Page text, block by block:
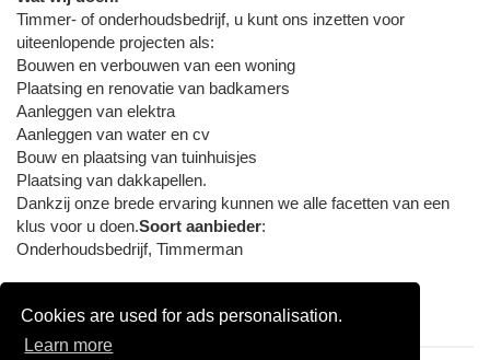
Cookies are used for ads personalisation.
Learn more
Timmer- of onderhoudsbedrijf, u kunt ons inzetten voor
uiteenlopende projecten als:
Bouwen en verbouwen van een woning
Plaatsing en renovatie van badkamers
Aanleggen van elektra
Aanleggen van water en cv
Bouw en plaatsing van tuinhuisjes
Plaatsing van dakkapellen.
Dankzij onze brede ervaring kunnen we alle facetten van een
klus voor u doen.Soort aanbieder:
Onderhoudsbedrijf, Timmerman
Renovatie, Verbouwen